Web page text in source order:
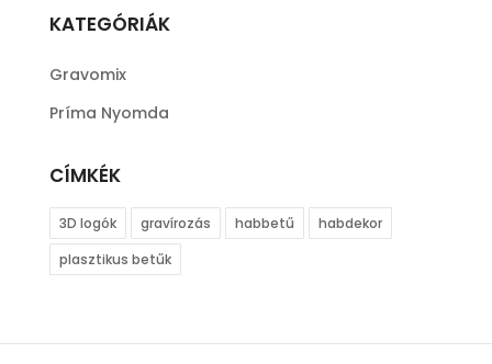
KATEGÓRIÁK
Gravomix
Príma Nyomda
CÍMKÉK
3D logók gravírozás habbetű
habdekor
plasztikus betűk